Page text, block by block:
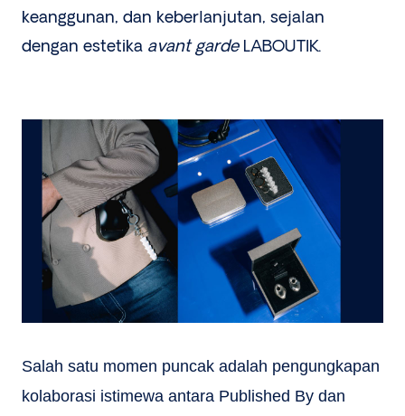
keanggunan, dan keberlanjutan, sejalan
dengan estetika avant garde LABOUTIK.
Salah satu momen puncak adalah pengungkapan
kolaborasi istimewa antara Published By dan